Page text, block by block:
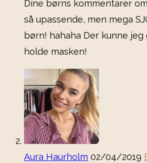
Dine børns kommentarer
så upassende, men mega
børn! hahaha Der kunne
holde masken!
Aura Haurholm 02/04/2019